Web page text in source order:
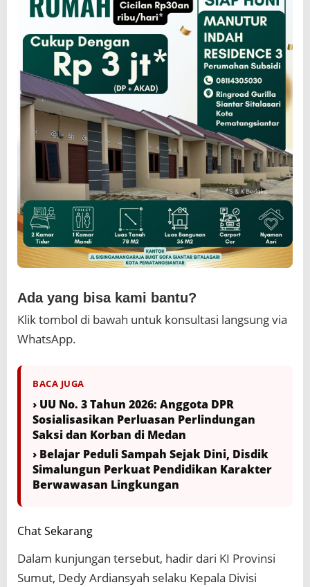
Ada yang bisa kami bantu?
Klik tombol di bawah untuk konsultasi langsung via
WhatsApp.
BACA JUGA
› UU No. 3 Tahun 2026: Anggota DPR
Sosialisasikan Perluasan Perlindungan
Saksi dan Korban di Medan
› Belajar Peduli Sampah Sejak Dini, Disdik
Simalungun Perkuat Pendidikan Karakter
Berwawasan Lingkungan
Chat Sekarang
Dalam kunjungan tersebut, hadir dari KI Provinsi
Sumut, Dedy Ardiansyah selaku Kepala Divisi